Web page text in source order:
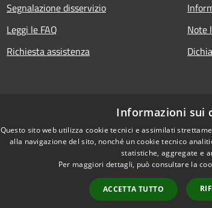
Segnalazione disservizio
Leggi le FAQ
Richiesta assistenza
Note
Informazioni sui
Questo sito web utilizza cookie tecnici e assimilati
alla navigazione del sito, nonché un cookie tecnico
statistiche, aggregate e
Per maggiori dettagli, può consultare la
ACCETTA TUTTO